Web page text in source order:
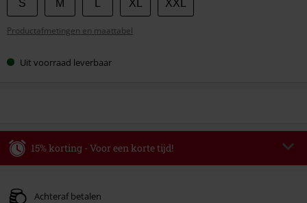
je
maat
S M XL XXL
Productafmetingen en maattabel
Uit voorraad leverbaar
15% korting - Voor een korte tijd!
Geldig t/m 09-08-2026
Achteraf betalen